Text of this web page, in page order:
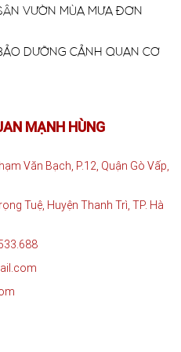
VƯỜN MÙA MƯA ĐƠN
DƯỠNG CẢNH QUAN CƠ
MẠNH HÙNG
Văn Bạch, P.12, Quận Gò Vấp,
Tuệ, Huyện Thanh Trì, TP. Hà